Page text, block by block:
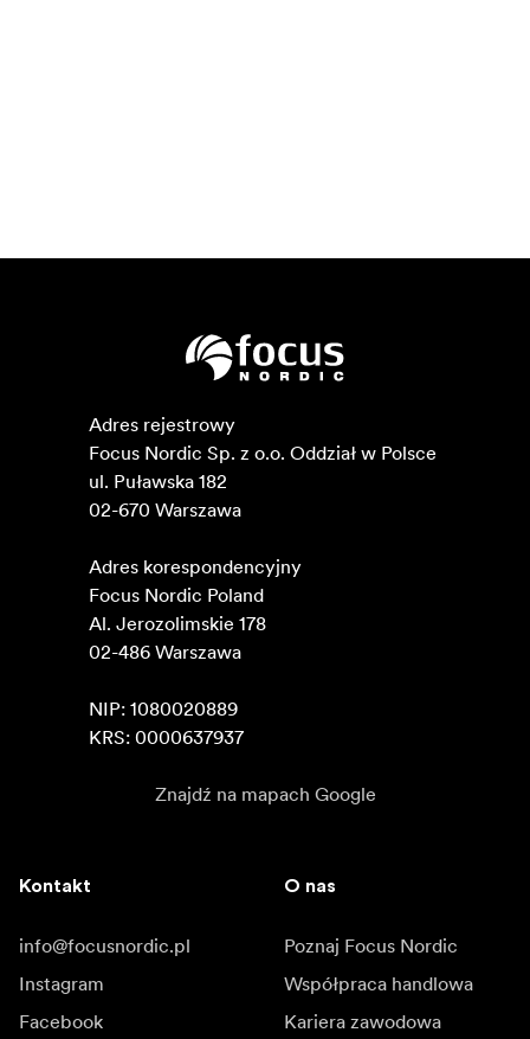
Adres rejestrowy
Focus Nordic Sp. z o.o. Oddział w Polsce
ul. Puławska 182
02-670 Warszawa
Adres korespondencyjny
Focus Nordic Poland
Al. Jerozolimskie 178
02-486 Warszawa
NIP: 1080020889
KRS: 0000637937
Znajdź na mapach Google
Kontakt
info@focusnordic.pl
Instagram
Facebook
O nas
Poznaj Focus Nordic
Współpraca handlowa
Kariera zawodowa